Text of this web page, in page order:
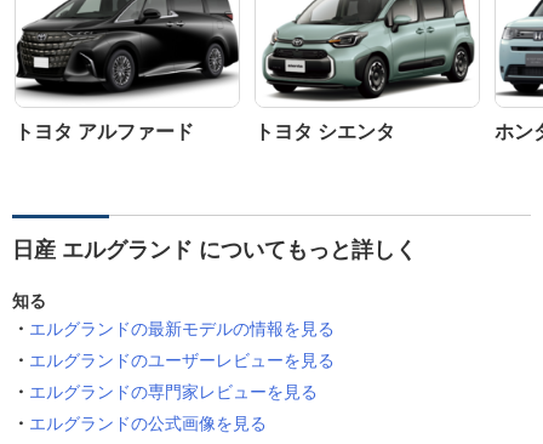
トヨタ アルファード トヨタ シエンタ ホン
日産 エルグランド についてもっと詳しく
知る
エルグランドの最新モデルの情報を見る
エルグランドのユーザーレビューを見る
エルグランドの専門家レビューを見る
エルグランドの公式画像を見る